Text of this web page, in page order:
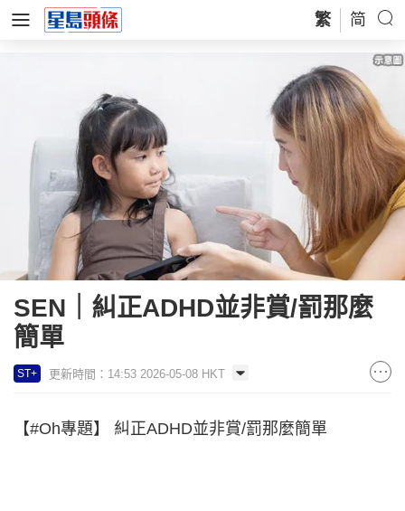
繁 简
SEN｜糾正ADHD並非賞/罰那麼
簡單
ST+ 更新時間：14:53 2026-05-08 HKT
【#Oh專題】 糾正ADHD並非賞/罰那麼簡單